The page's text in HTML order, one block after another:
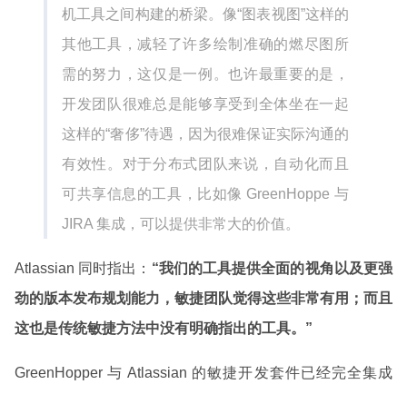
机工具之间构建的桥梁。像“图表视图”这样的
其他工具，减轻了许多绘制准确的燃尽图所
需的努力，这仅是一例。也许最重要的是，
开发团队很难总是能够享受到全体坐在一起
这样的“奢侈”待遇，因为很难保证实际沟通的
有效性。对于分布式团队来说，自动化而且
可共享信息的工具，比如像 GreenHoppe 与
JIRA 集成，可以提供非常大的价值。
Atlassian 同时指出： “我们的工具提供全面的视角以及更强
劲的版本发布规划能力，敏捷团队觉得这些非常有用；而且
这也是传统敏捷方法中没有明确指出的工具。”
GreenHopper 与 Atlassian 的敏捷开发套件已经完全集成